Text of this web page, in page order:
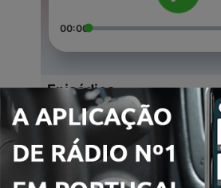
00:00
Episódios
3 - KO SAM TI JA
18 set. 2020
2 - NA SAMOM SMO POCETKU